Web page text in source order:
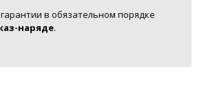
в обязательном порядке
наряде.